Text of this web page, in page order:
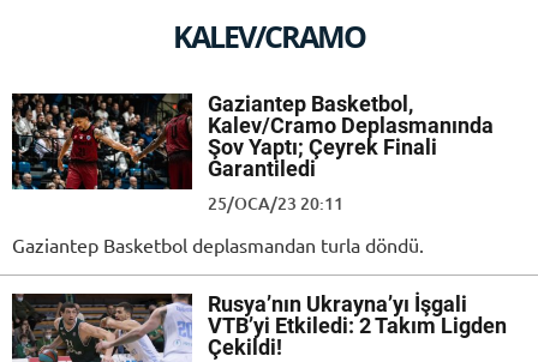
KALEV/CRAMO
Gaziantep Basketbol,
Kalev/Cramo Deplasmanında
Şov Yaptı; Çeyrek Finali
Garantiledi
25/OCA/23 20:11
Gaziantep Basketbol deplasmandan turla döndü.
Rusya’nın Ukrayna’yı İşgali
VTB’yi Etkiledi: 2 Takım Ligden
Çekildi!